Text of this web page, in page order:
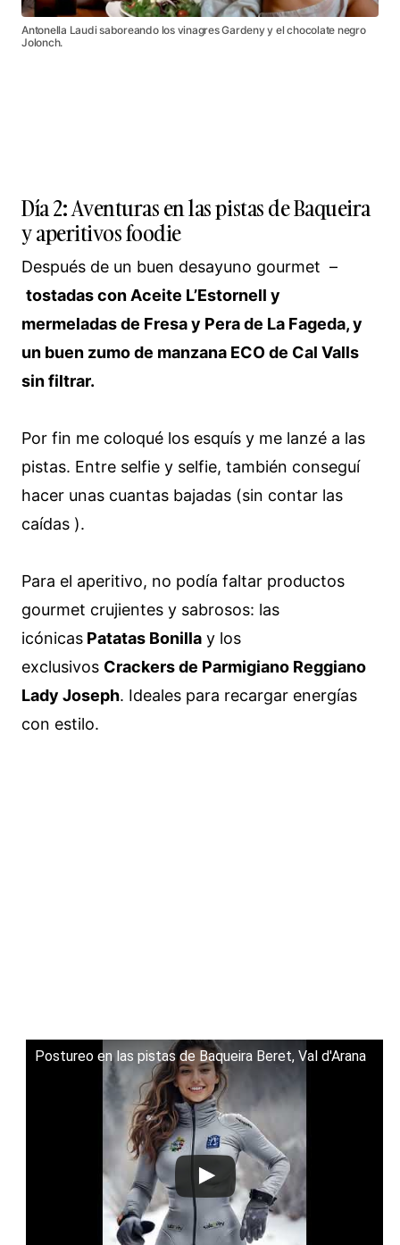
Antonella Laudi saboreando los vinagres Gardeny y el chocolate negro
Jolonch.
Día 2: Aventuras en las pistas de Baqueira
y aperitivos foodie
Después de un buen desayuno gourmet –
tostadas con Aceite L’Estornell y
mermeladas de Fresa y Pera de La Fageda, y
un buen zumo de manzana ECO de Cal Valls
sin filtrar.
Por fin me coloqué los esquís y me lanzé a las
pistas. Entre selfie y selfie, también conseguí
hacer unas cuantas bajadas (sin contar las
caídas ).
Para el aperitivo, no podía faltar productos
gourmet crujientes y sabrosos: las
icónicas Patatas Bonilla y los
exclusivos Crackers de Parmigiano Reggiano
Lady Joseph. Ideales para recargar energías
con estilo.
Postureo en las pistas de Baqueira Beret, Val d'Arana